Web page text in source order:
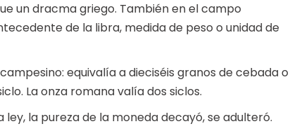
un dracma griego. También en el campo
de la libra, medida de peso o unidad de
equivalía a dieciséis granos de cebada o
La onza romana valía dos siclos.
ley, la pureza de la moneda decayó, se adulteró.